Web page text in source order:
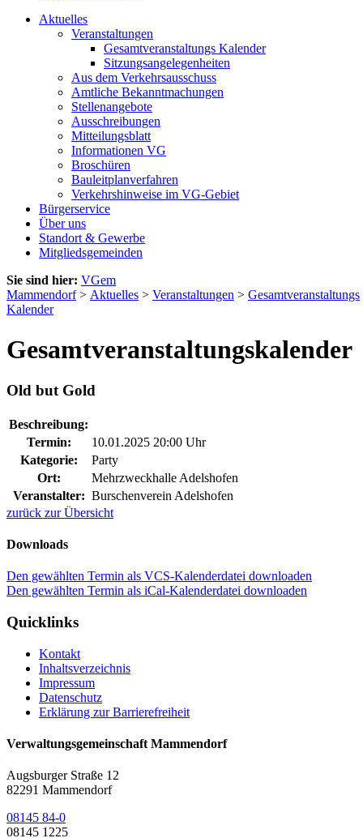
Aktuelles
Veranstaltungen
Gesamtveranstaltungs Kalender
Sitzungsangelegenheiten
Aus dem Verkehrsausschuss
Amtliche Bekanntmachungen
Stellenangebote
Ausschreibungen
Mitteilungsblatt
Informationen VG
Broschüren
Bauleitplanverfahren
Verkehrshinweise im VG-Gebiet
Bürgerservice
Über uns
Standort & Gewerbe
Mitgliedsgemeinden
Sie sind hier: VGem
Mammendorf> Aktuelles > Veranstaltungen > Gesamtveranstaltungs
Kalender
Gesamtveranstaltungskalender
Old but Gold
Beschreibung:
Termin:
10.01.2025 20:00 Uhr
Kategorie:
Party
Ort:
Mehrzweckhalle Adelshofen
Veranstalter: Burschenverein Adelshofen
zurück zur Übersicht
Downloads
Den gewählten Termin als VCS-Kalenderdatei downloaden
Den gewählten Termin als iCal-Kalenderdatei downloaden
Quicklinks
Kontakt
Inhaltsverzeichnis
Impressum
Datenschutz
Erklärung zur Barrierefreiheit
Verwaltungsgemeinschaft Mammendorf
Augsburger Straße 12
82291 Mammendorf
08145 84-0
08145 1225